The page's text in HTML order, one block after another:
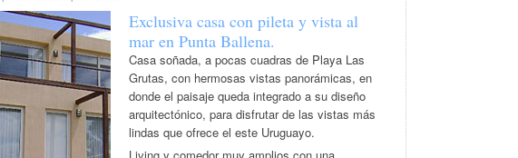
Exclusiva casa con pileta y vista al
mar en Punta Ballena.
Casa soñada, a pocas cuadras de Playa Las
Grutas, con hermosas vistas panorámicas, en
donde el paisaje queda integrado a su diseño
arquitectónico, para disfrutar de las vistas más
lindas que ofrece el este Uruguayo.